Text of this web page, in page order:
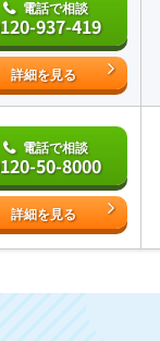
電話で相談
937-419
詳細を見る
電話で相談
50-8000
詳細を見る